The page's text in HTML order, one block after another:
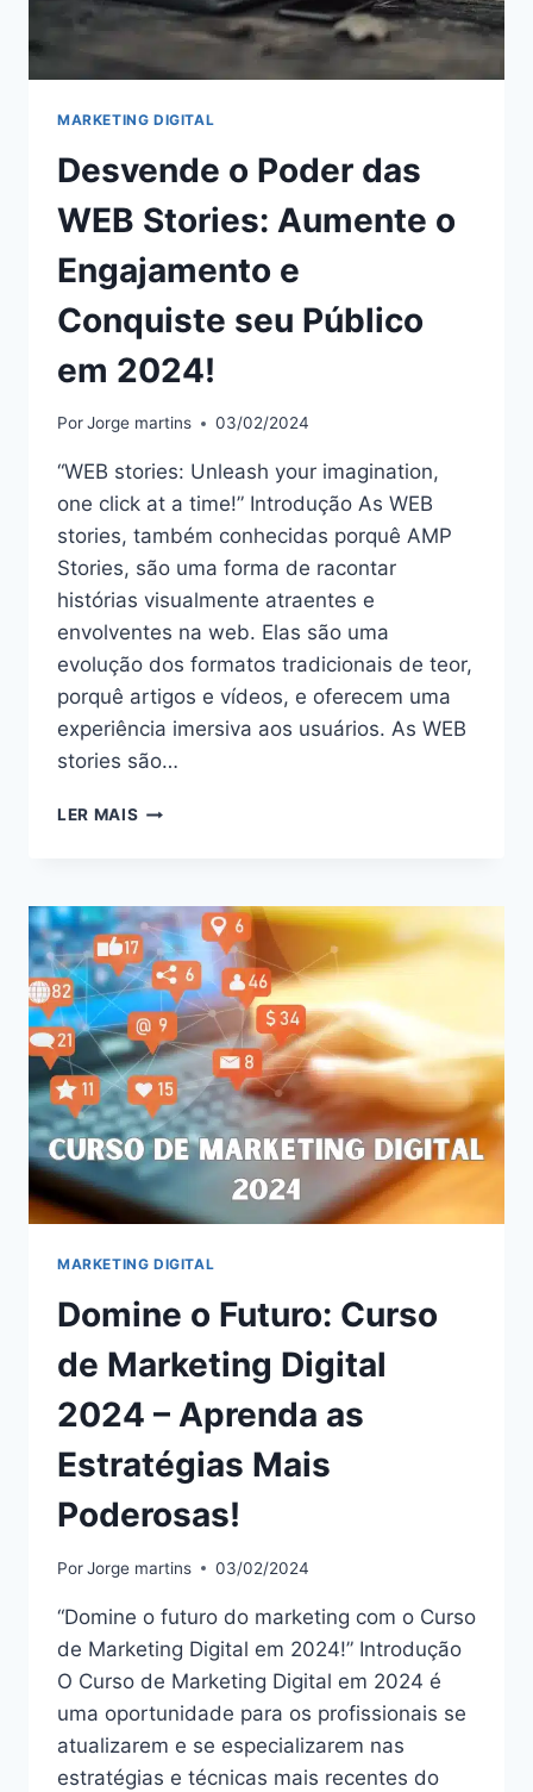
MARKETING DIGITAL
Desvende o Poder das
WEB Stories: Aumente o
Engajamento e
Conquiste seu Público
em 2024!
PorJorge martins 03/02/2024
“WEB stories: Unleash your imagination,
one click at a time!” Introdução As WEB
stories, também conhecidas porquê AMP
Stories, são uma forma de racontar
histórias visualmente atraentes e
envolventes na web. Elas são uma
evolução dos formatos tradicionais de teor,
porquê artigos e vídeos, e oferecem uma
experiência imersiva aos usuários. As WEB
stories são…
LER MAIS DESVENDE
WEB
STORIES:
AUMENTE
O
ENGAJAMENTO
E
CONQUISTE
SEU
PÚBLICO
EM
2024!
MARKETING DIGITAL
Domine o Futuro: Curso
de Marketing Digital
2024 – Aprenda as
Estratégias Mais
Poderosas!
PorJorge martins 03/02/2024
“Domine o futuro do marketing com o Curso
de Marketing Digital em 2024!” Introdução
O Curso de Marketing Digital em 2024 é
uma oportunidade para os profissionais se
atualizarem e se especializarem nas
estratégias e técnicas mais recentes do